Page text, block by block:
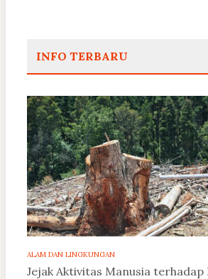
INFO TERBARU
ALAM DAN LINGKUNGAN
Jejak Aktivitas Manusia terhadap